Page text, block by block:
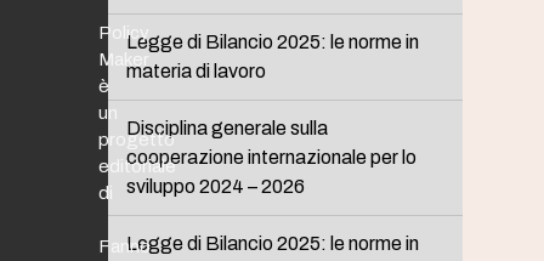
Legge di Bilancio 2025: le norme in
materia di lavoro
Disciplina generale sulla
cooperazione internazionale per lo
sviluppo 2024 – 2026
Legge di Bilancio 2025: le norme in
Policy
Maker
è
un
progetto
editoriale
di
Fanno